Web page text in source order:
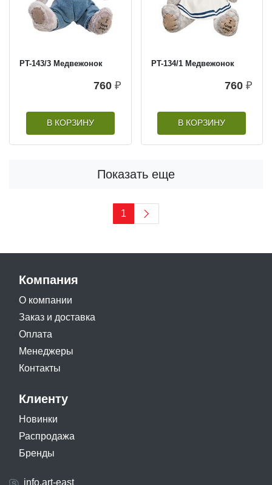
PT-143/3 Медвежонок
760 ₽
В КОРЗИНУ
PT-134/1 Медвежонок
760 ₽
В КОРЗИНУ
Показать еще
1
Компания
О компании
Заказ и доставка
Оплата
Менеджеры
Контакты
Клиенту
Новинки
Распродажа
Бренды
info.art-east